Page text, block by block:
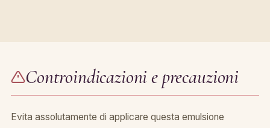
Controindicazioni e precauzioni
Evita assolutamente di applicare questa emulsione